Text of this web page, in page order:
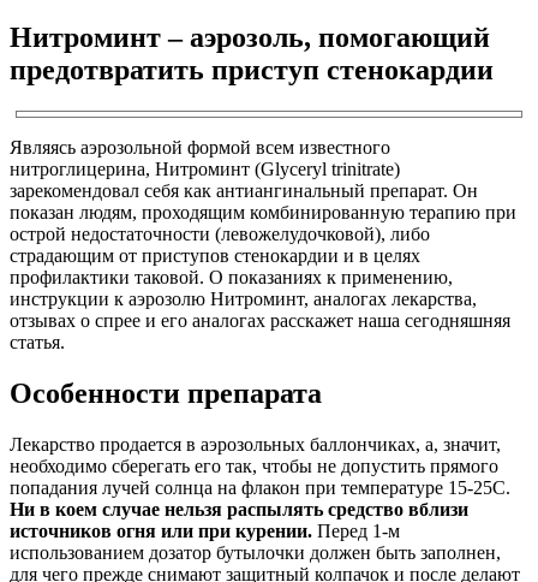
Нитроминт – аэрозоль, помогающий
предотвратить приступ стенокардии
Являясь аэрозольной формой всем известного
нитроглицерина, Нитроминт (Glyceryl trinitrate)
зарекомендовал себя как антиангинальный препарат. Он
показан людям, проходящим комбинированную терапию при
острой недостаточности (левожелудочковой), либо
страдающим от приступов стенокардии и в целях
профилактики таковой. О показаниях к применению,
инструкции к аэрозолю Нитроминт, аналогах лекарства,
отзывах о спрее и его аналогах расскажет наша сегодняшняя
статья.
Особенности препарата
Лекарство продается в аэрозольных баллончиках, а, значит,
необходимо сберегать его так, чтобы не допустить прямого
попадания лучей солнца на флакон при температуре 15-25С.
Ни в коем случае нельзя распылять средство вблизи
источников огня или при курении. Перед 1-м
использованием дозатор бутылочки должен быть заполнен,
для чего прежде снимают защитный колпачок и после делают